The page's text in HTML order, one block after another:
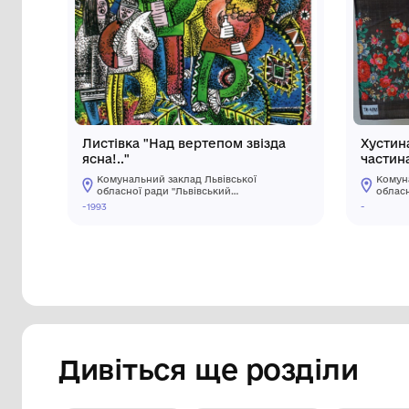
Інші предмети